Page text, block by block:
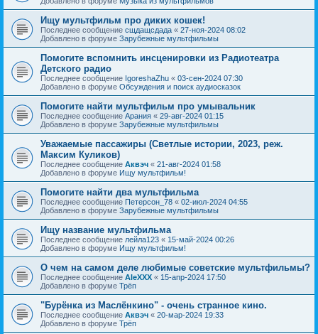
Ищу мультфильм про диких кошек!
Последнее сообщение сщдащсдада « 27-ноя-2024 08:02
Добавлено в форуме Зарубежные мультфильмы
Помогите вспомнить инсценировки из Радиотеатра
Детского радио
Последнее сообщение IgoreshaZhu « 03-сен-2024 07:30
Добавлено в форуме Обсуждения и поиск аудиосказок
Помогите найти мультфильм про умывальник
Последнее сообщение Арания « 29-авг-2024 01:15
Добавлено в форуме Зарубежные мультфильмы
Уважаемые пассажиры (Светлые истории, 2023, реж.
Максим Куликов)
Последнее сообщение Аквэч « 21-авг-2024 01:58
Добавлено в форуме Ищу мультфильм!
Помогите найти два мультфильма
Последнее сообщение Петерсон_78 « 02-июл-2024 04:55
Добавлено в форуме Зарубежные мультфильмы
Ищу название мультфильма
Последнее сообщение лейла123 « 15-май-2024 00:26
Добавлено в форуме Ищу мультфильм!
О чем на самом деле любимые советские мультфильмы?
Последнее сообщение AleXXX « 15-апр-2024 17:50
Добавлено в форуме Трёп
"Бурёнка из Маслёнкино" - очень странное кино.
Последнее сообщение Аквэч « 20-мар-2024 19:33
Добавлено в форуме Трёп